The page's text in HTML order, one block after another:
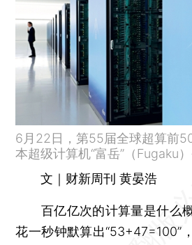
6月22日，第55届全球超算前
本超级计算机“富岳”（Fugaku）
文｜财新周刊 黄晏浩
百亿亿次的计算量是什么概
花一秒钟默算出“53+47=100”